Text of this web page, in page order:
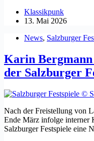
Klassikpunk
13. Mai 2026
News, Salzburger
Karin
der Salzburger
Nach der Freistellung von
Ende März infolge interner
Salzburger Festspiele eine